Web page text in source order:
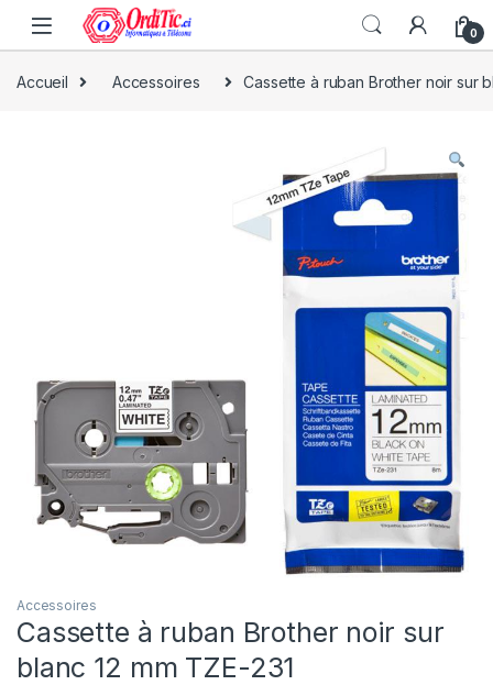
0
Accueil Accessoires Cassette à ruban Brother noir sur
Accessoires
Cassette à ruban Brother noir sur
blanc 12 mm TZE-231